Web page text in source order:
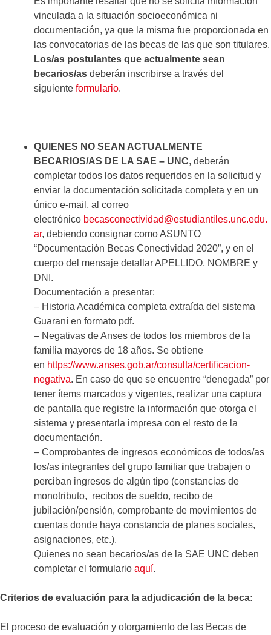
vinculada a la situación socioeconómica ni
documentación, ya que la misma fue proporcionada en
las convocatorias de las becas de las que son titulares.
Los/as postulantes que actualmente sean
becarios/as deberán inscribirse a través del
siguiente formulario.
QUIENES NO SEAN ACTUALMENTE
BECARIOS/AS DE LA SAE – UNC, deberán
completar todos los datos requeridos en la solicitud y
enviar la documentación solicitada completa y en un
único e-mail, al correo
electrónico becasconectividad@estudiantiles.unc.edu.
ar, debiendo consignar como ASUNTO
“Documentación Becas Conectividad 2020”, y en el
cuerpo del mensaje detallar APELLIDO, NOMBRE y
DNI.
Documentación a presentar:
– Historia Académica completa extraída del sistema
Guaraní en formato pdf.
– Negativas de Anses de todos los miembros de la
familia mayores de 18 años. Se obtiene
en https://www.anses.gob.ar/consulta/certificacion-
negativa. En caso de que se encuentre “denegada” por
tener ítems marcados y vigentes, realizar una captura
de pantalla que registre la información que otorga el
sistema y presentarla impresa con el resto de la
documentación.
– Comprobantes de ingresos económicos de todos/as
los/as integrantes del grupo familiar que trabajen o
perciban ingresos de algún tipo (constancias de
monotributo, recibos de sueldo, recibo de
jubilación/pensión, comprobante de movimientos de
cuentas donde haya constancia de planes sociales,
asignaciones, etc.).
Quienes no sean becarios/as de la SAE UNC deben
completar el formulario aquí.
Criterios de evaluación para la adjudicación de la beca:
El proceso de evaluación y otorgamiento de las Becas de